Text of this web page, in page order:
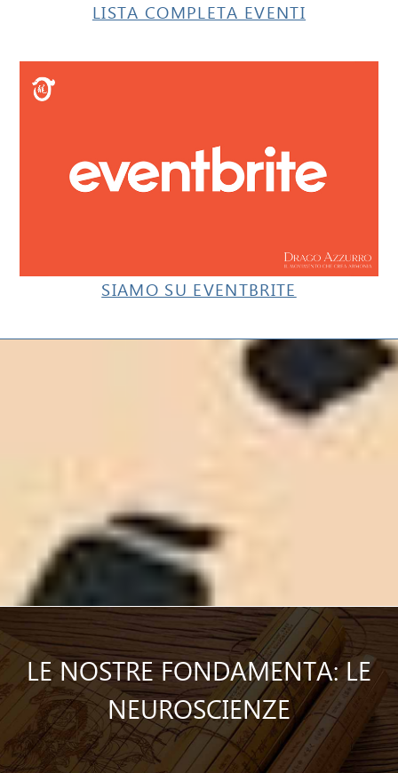
LISTA COMPLETA EVENTI
SIAMO SU EVENTBRITE
LE NOSTRE FONDAMENTA: LE
NEUROSCIENZE